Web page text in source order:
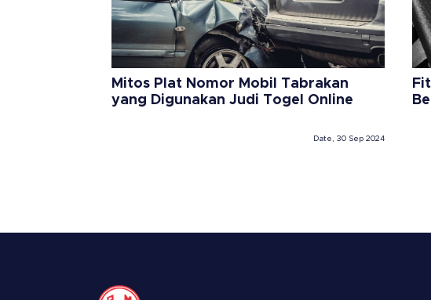
Mitos Plat Nomor Mobil Tabrakan
yang Digunakan Judi Togel Online
Date, 30 Sep 2024